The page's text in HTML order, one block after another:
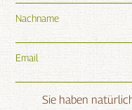
Nachname
Email
Sie haben